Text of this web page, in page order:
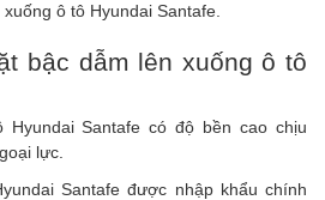
xuống ô tô Hyundai Santafe
bậc dẫm lên xuống ô tô
Hyundai Santafecó độ bền cao chịu
lực.
Santafeđược nhập khẩu chính